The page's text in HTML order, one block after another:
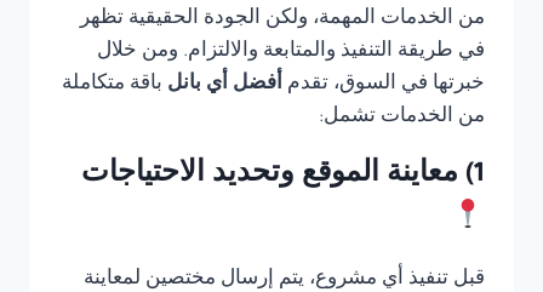
من الخدمات المهمة، ولكن الجودة الحقيقية تظهر
في طريقة التنفيذ والمتابعة والالتزام. ومن خلال
خبرتها في السوق، تقدم أفضل أي بانل باقة متكاملة
من الخدمات تشمل:
1) معاينة الموقع وتحديد الاحتياجات
قبل تنفيذ أي مشروع، يتم إرسال مختصين لمعاينة